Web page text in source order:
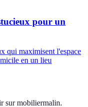
pour un
qui maximisent l'espace
en un lieu
sur mobiliermalin.